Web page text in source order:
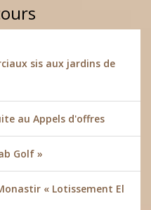
sis aux jardins de
au Appels d'offres
Golf »
« Lotissement El